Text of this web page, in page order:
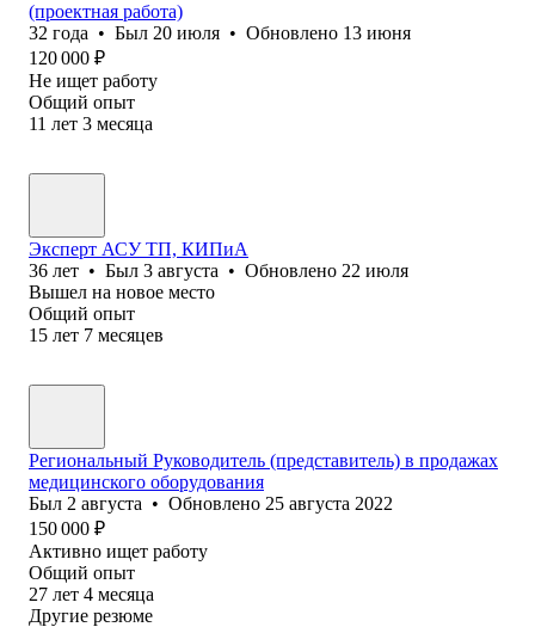
(проектная работа)
32 года • Был 20 июля • Обновлено 13 июня
120 000 ₽
Не ищет работу
Общий опыт
11 лет 3 месяца
Эксперт АСУ ТП, КИПиА
36 лет • Был 3 августа • Обновлено 22 июля
Вышел на новое место
Общий опыт
15 лет 7 месяцев
Региональный Руководитель (представитель) в продажах
медицинского оборудования
Был 2 августа • Обновлено 25 августа 2022
150 000 ₽
Активно ищет работу
Общий опыт
27 лет 4 месяца
Другие резюме